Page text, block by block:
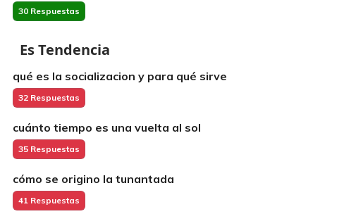
30 Respuestas
Es Tendencia
qué es la socializacion y para qué sirve
32 Respuestas
cuánto tiempo es una vuelta al sol
35 Respuestas
cómo se origino la tunantada
41 Respuestas